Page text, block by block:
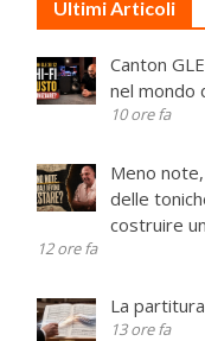
Ultimi Articoli
Canton
nel mondo
10 ore fa
Meno
delle
costruire
12 ore fa
La
13 ore fa